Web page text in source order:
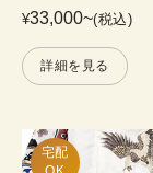
¥33,000~(税込)
詳細を見る
宅配